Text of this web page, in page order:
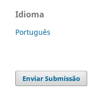
Idioma
Português
Enviar Submissão